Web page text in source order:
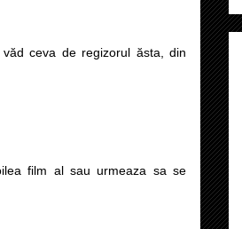
ceva de regizorul ăsta, din
film al sau urmeaza sa se